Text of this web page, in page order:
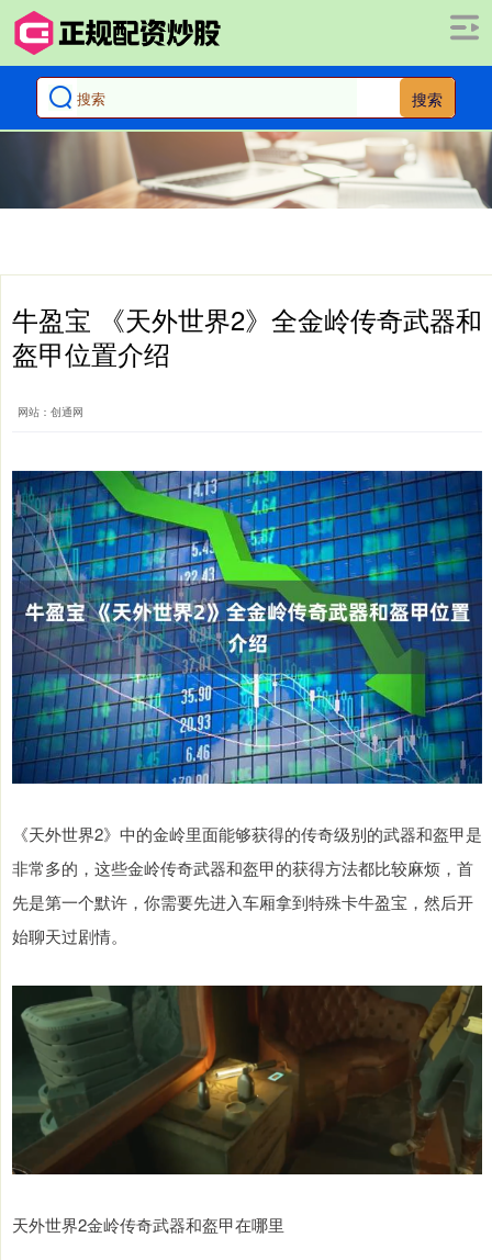
搜索
牛盈宝 《天外世界2》全金岭传奇武器和
盔甲位置介绍
网站：创通网
《天外世界2》中的金岭里面能够获得的传奇级别的武器和盔甲是
非常多的，这些金岭传奇武器和盔甲的获得方法都比较麻烦，首
先是第一个默许，你需要先进入车厢拿到特殊卡牛盈宝，然后开
始聊天过剧情。
天外世界2金岭传奇武器和盔甲在哪里